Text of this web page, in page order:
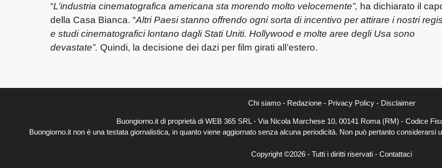
“L’industria cinematografica americana sta morendo molto velocemente”, ha dichiarato il
della Casa Bianca. “Altri Paesi stanno offrendo ogni sorta di incentivo per attirare i nostri
e studi cinematografici lontano dagli Stati Uniti. Hollywood e molte aree degli Usa sono
devastate”. Quindi, la decisione dei dazi per film girati all’estero.
Chi siamo- Redazione- Privacy Policy- Disclaimer
Buongiorno.it di proprietà di WEB 365 SRL - Via Nicola Marchese 10, 00141 Roma (RM) - Codice
Buongiorno.it non è una testata giornalistica, in quanto viene aggiornato senza alcuna periodicità. Non può pertanto considerarsi
Copyright ©2026 - Tutti i diritti riservati - Contattaci